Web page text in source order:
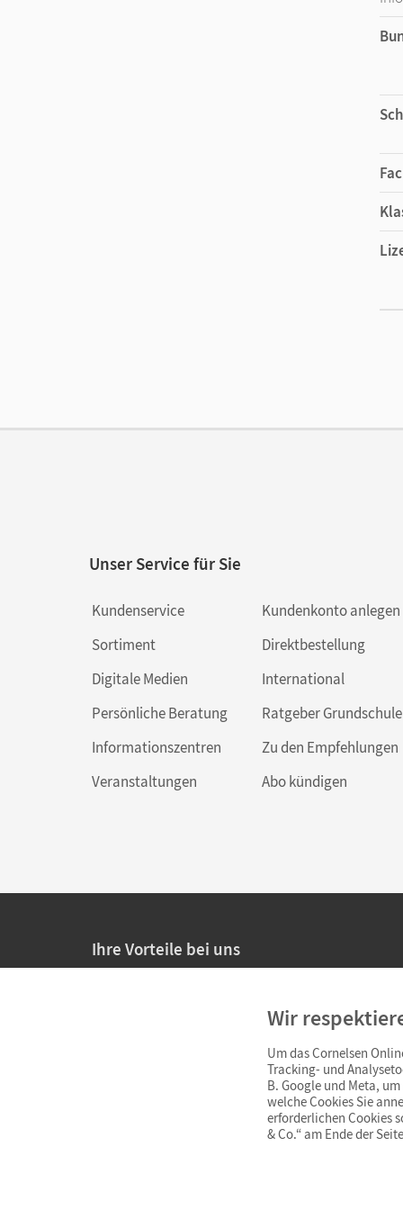
Unser Service für Sie
Kundenservice
Sortiment
Digitale Medien
Persönliche Beratung
Informationszentren
Veranstaltungen
Kundenkonto anlegen
Direktbestellung
International
Ratgeber Grundschule
Zu den Empfehlungen
Abo kündigen
Ihre Vorteile bei uns
Persönliche Angebote für Lehrkräfte
Sicheres Einkaufen mit SSL-Verschlüsselung
Widerrufsfristvon 4 Wochen
Schnelle und einfache Retourenabwicklung
Wir
Um das Cornelsen
Tracking- und
B. Google und Meta,
welche Cookies Sie
erforderlichen Cookies
& Co.“ am Ende der